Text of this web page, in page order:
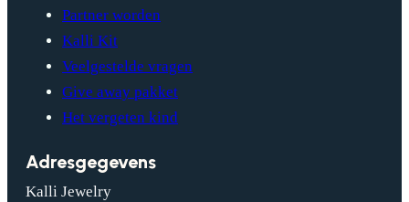
Partner worden
Kalli Kit
Veelgestelde vragen
Give away pakket
Het vergeten kind
Adresgegevens
Kalli Jewelry